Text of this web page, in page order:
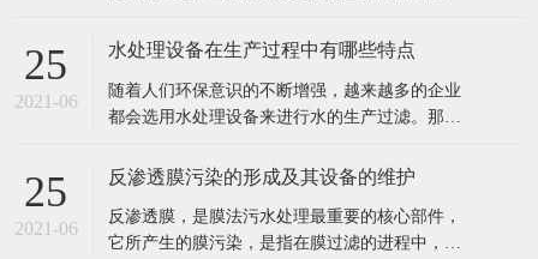
要也是用在水处理和电子工业以及实验室呀等行
产设备的工作过程通过交换羟基离子或氢氧根离
子去除不想要的离子，然后将这些
25
2021-06
水处理设备在生产过程中有哪些特点
随着人们环保意识的不断增强，越来越多的企业
都会选用水处理设备来进行水的生产过滤。那
出水水质好。 2、工业食品超纯水设备多采用多
预处理，能有效去除原水中的悬浮物、胶体、泥
沙、异味等杂质，处理后的水能能
25
2021-06
反渗透膜污染的形成及其设备的维护
反渗透膜，是膜法污水处理最重要的核心部件，
它所产生的膜污染，是指在膜过滤的进程中，水